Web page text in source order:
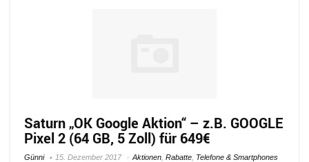
Saturn „OK Google Aktion“ – z.B. GOOGLE
Pixel 2 (64 GB, 5 Zoll) für 649€
Günni 15. Dezember 2017 Aktionen Rabatte Telefone & Smartphones